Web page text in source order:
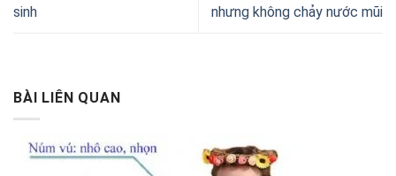
sinh
nhưng không chảy nước mũi
BÀI LIÊN QUAN